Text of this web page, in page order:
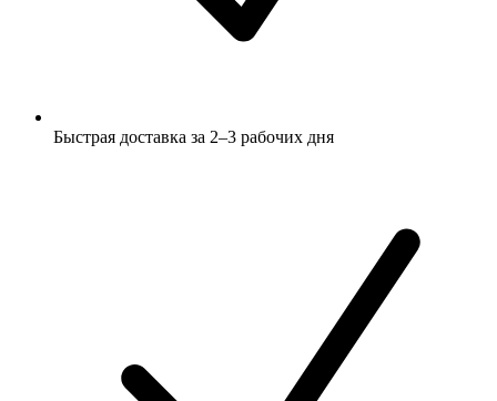
Быстрая доставка за 2–3 рабочих дня